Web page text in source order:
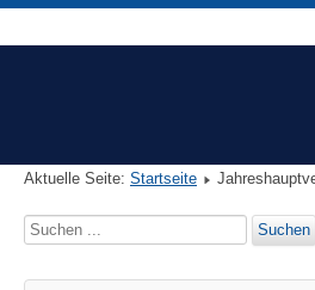
Aktuelle Seite: Startseite
Suchen
Suchen